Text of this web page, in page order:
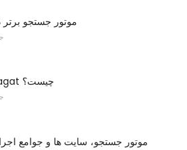
8 موتور جستجو
گوگل Zagat چیست؟
موتور جستجو، سایت ها و جوامع